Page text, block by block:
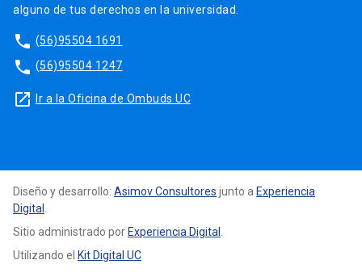
alguno de tus derechos en la universidad.
phone (56)95504 1691
phone (56)95504 1247
launch Ir a la Oficina de Ombuds UC
Diseño y desarrollo: Asimov Consultores junto a Experiencia
Digital
Sitio administrado por Experiencia Digital
Utilizando el Kit Digital UC